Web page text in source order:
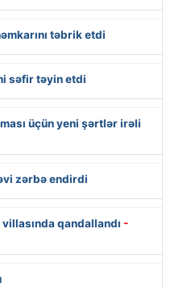
təbrik etdi
səfir təyin etdi
üçün yeni şərtlər irəli
zərbə endirdi
qandallandı -